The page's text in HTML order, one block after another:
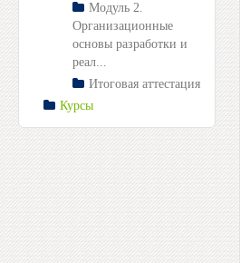
Модуль 2.
Организационные
основы разработки и
реал...
Итоговая аттестация
Курсы